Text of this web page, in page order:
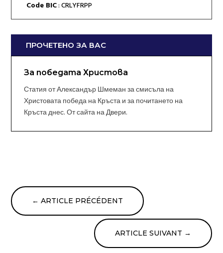
Code BIC: CRLYFRPP
ПРОЧЕТЕНО ЗА ВАС
За победата Христова
Статия от Александър Шмеман за смисъла на
Христовата победа на Кръста и за почитането на
Кръста днес. От сайта на Двери.
←ARTICLE PRÉCÉDENT
ARTICLE SUIVANT →